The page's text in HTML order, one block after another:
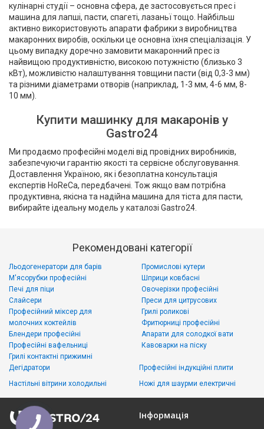
кулінарні студії – основна сфера, де застосовується прес і
машина для лапші, пасти, спагеті, лазаньї тощо. Найбільш
активно використовують апарати фабрики з виробництва
макаронних виробів, оскільки це основна їхня спеціалізація. У
цьому випадку доречно замовити макаронний прес із
найвищою продуктивністю, високою потужністю (близько 3
кВт), можливістю налаштування товщини пасти (від 0,3-3 мм)
та різними діаметрами отворів (наприклад, 1-3 мм, 4-6 мм, 8-
10 мм).
Купити машинку для макаронів у
Gastro24
Ми продаємо професійні моделі від провідних виробників,
забезпечуючи гарантію якості та сервісне обслуговування.
Доставлення Україною, як і безоплатна консультація
експертів HoReCa, передбачені. Тож якщо вам потрібна
продуктивна, якісна та надійна машина для тіста для пасти,
вибирайте ідеальну модель у каталозі Gastro24.
Рекомендовані категорії
Льодогенератори для барів
М'ясорубки професійні
Печі для піци
Слайсери
Промислові кутери
Шприци ковбасні
Овочерізки професійні
Преси для цитрусових
Професійний міксер для
молочних коктейлів
Блендери професійні
Професійні вафельниці
Грилі контактні прижимні
Грилі роликові
Фритюрниці професійні
Апарати для солодкої вати
Кавоварки на піску
Дегідратори
Настільні вітрини холодильні
Професійні індукційні плити
Ножі для шаурми електричні
Інформація